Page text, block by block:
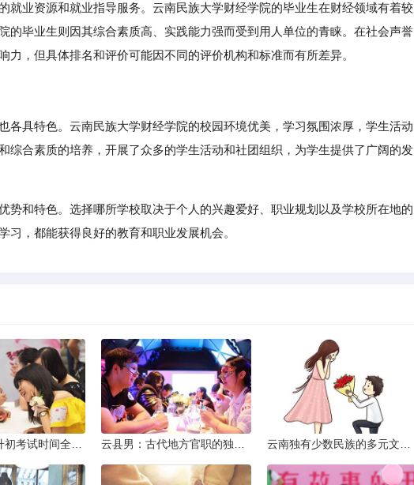
就业资源和就业指导服务。云南民族大学财经学院的毕业生在财经领域有着较
的毕业生则因其综合素质高、实践能力强而受到用人单位的青睐。在社会声誉
，但具体排名和评价可能因不同的评价机构和标准而有所差异。
各具特色。云南民族大学财经学院的校园环境优美，学习氛围浓厚，学生活动
综合素质的培养，开展了众多的学生活动和社团组织，为学生提供了广阔的发
势和特色。选择哪所学校取决于个人的兴趣爱好、职业规划以及学校所在地的
，都能获得良好的教育和职业发展机会。